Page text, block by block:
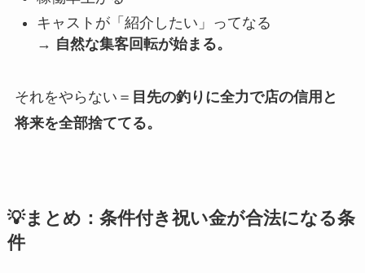
キャストが「紹介したい」ってなる
→ 自然な集客回転が始まる。
それをやらない＝ 目先の釣りに全力で店の信用と
将来を全部捨ててる。
💡まとめ：条件付き祝い金が合法になる条
件